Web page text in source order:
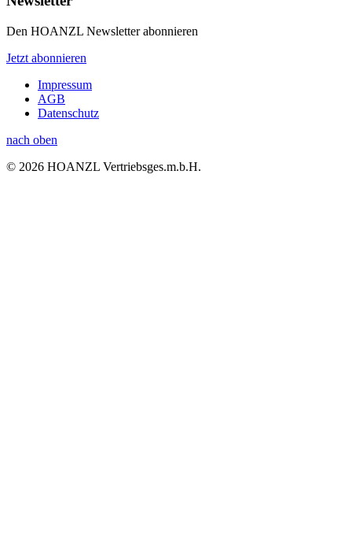
Den HOANZL Newsletter abonnieren
Jetzt abonnieren
Impressum
AGB
Datenschutz
nach oben
© 2026 HOANZL Vertriebsges.m.b.H.